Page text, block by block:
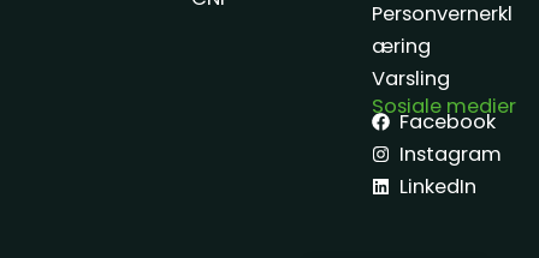
Personvernerkl
æring
Varsling
Sosiale medier
Facebook
Instagram
LinkedIn